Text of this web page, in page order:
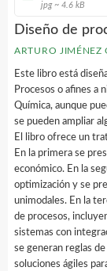
jpg ~ 4.6 kB
Diseño de
ARTURO JIMÉNEZ
Este libro está
Procesos o afines a
Química, aunque
se pueden ampliar
El libro ofrece un
En la primera se
económico. En la
optimización y se
unimodales. En la
de procesos,
sistemas con
se generan reglas
soluciones ágiles